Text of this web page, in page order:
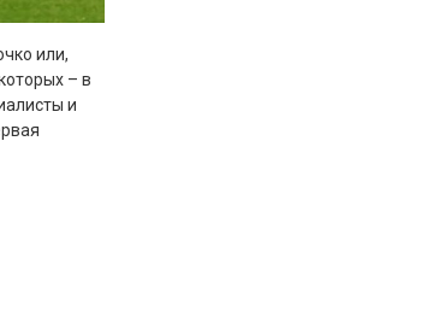
или,
– в
и